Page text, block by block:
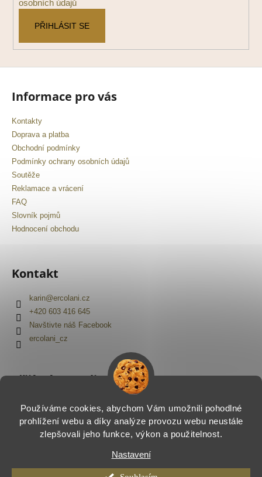
Používáme cookies, abychom Vám umožnili pohodlné
prohlížení webu a díky analýze provozu webu neustále
zlepšovali jeho funkce, výkon a použitelnost.
Nastavení
osobních údajů
PŘIHLÁSIT SE
Informace pro vás
Kontakty
Doprava a platba
Obchodní podmínky
Podmínky ochrany osobních údajů
Soutěže
Reklamace a vrácení
FAQ
Slovník pojmů
Hodnocení obchodu
Kontakt
karin@ercolani.cz
+420 603 416 645
Navštivte náš Facebook
ercolani_cz
Přijímáme online platby
Vytvořil Shoptet
Ercolani.cz. Všechna práva vyhrazena.